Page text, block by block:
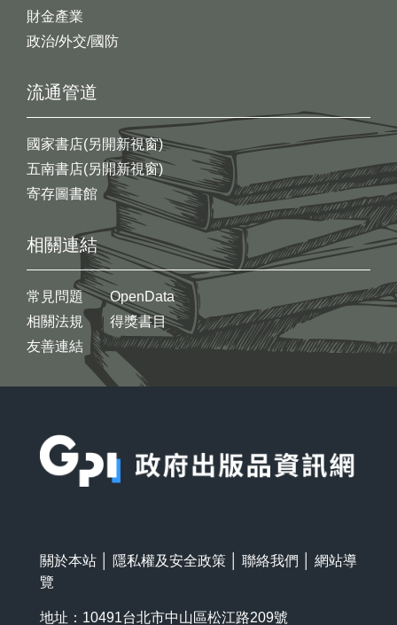
財金產業
政治/外交/國防
流通管道
國家書店(另開新視窗)
五南書店(另開新視窗)
寄存圖書館
相關連結
常見問題
相關法規
友善連結
OpenData
得獎書目
關於本站 隱私權及安全政策 聯絡我們
網站導
覽
地址：10491台北市中山區松江路209號